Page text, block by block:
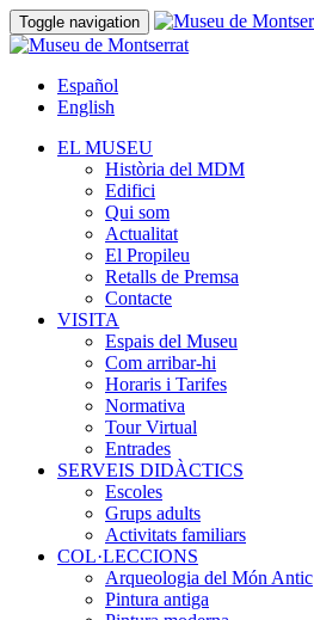
Toggle navigation
Español
English
EL MUSEU
Història del MDM
Edifici
Qui som
Actualitat
El Propileu
Retalls de Premsa
Contacte
VISITA
Espais del Museu
Com arribar-hi
Horaris i Tarifes
Normativa
Tour Virtual
Entrades
SERVEIS DIDÀCTICS
Escoles
Grups adults
Activitats familiars
COL·LECCIONS
Arqueologia del Món Antic
Pintura antiga